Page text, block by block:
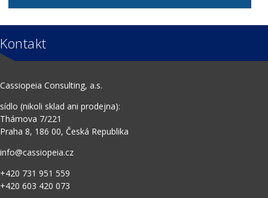
Kontakt
Cassiopeia Consulting, a.s.
sídlo (nikoli sklad ani prodejna):
Thámova 7/221
Praha 8, 186 00, Česká Republika
info@cassiopeia.cz
+420 731 951 559
+420 603 420 073